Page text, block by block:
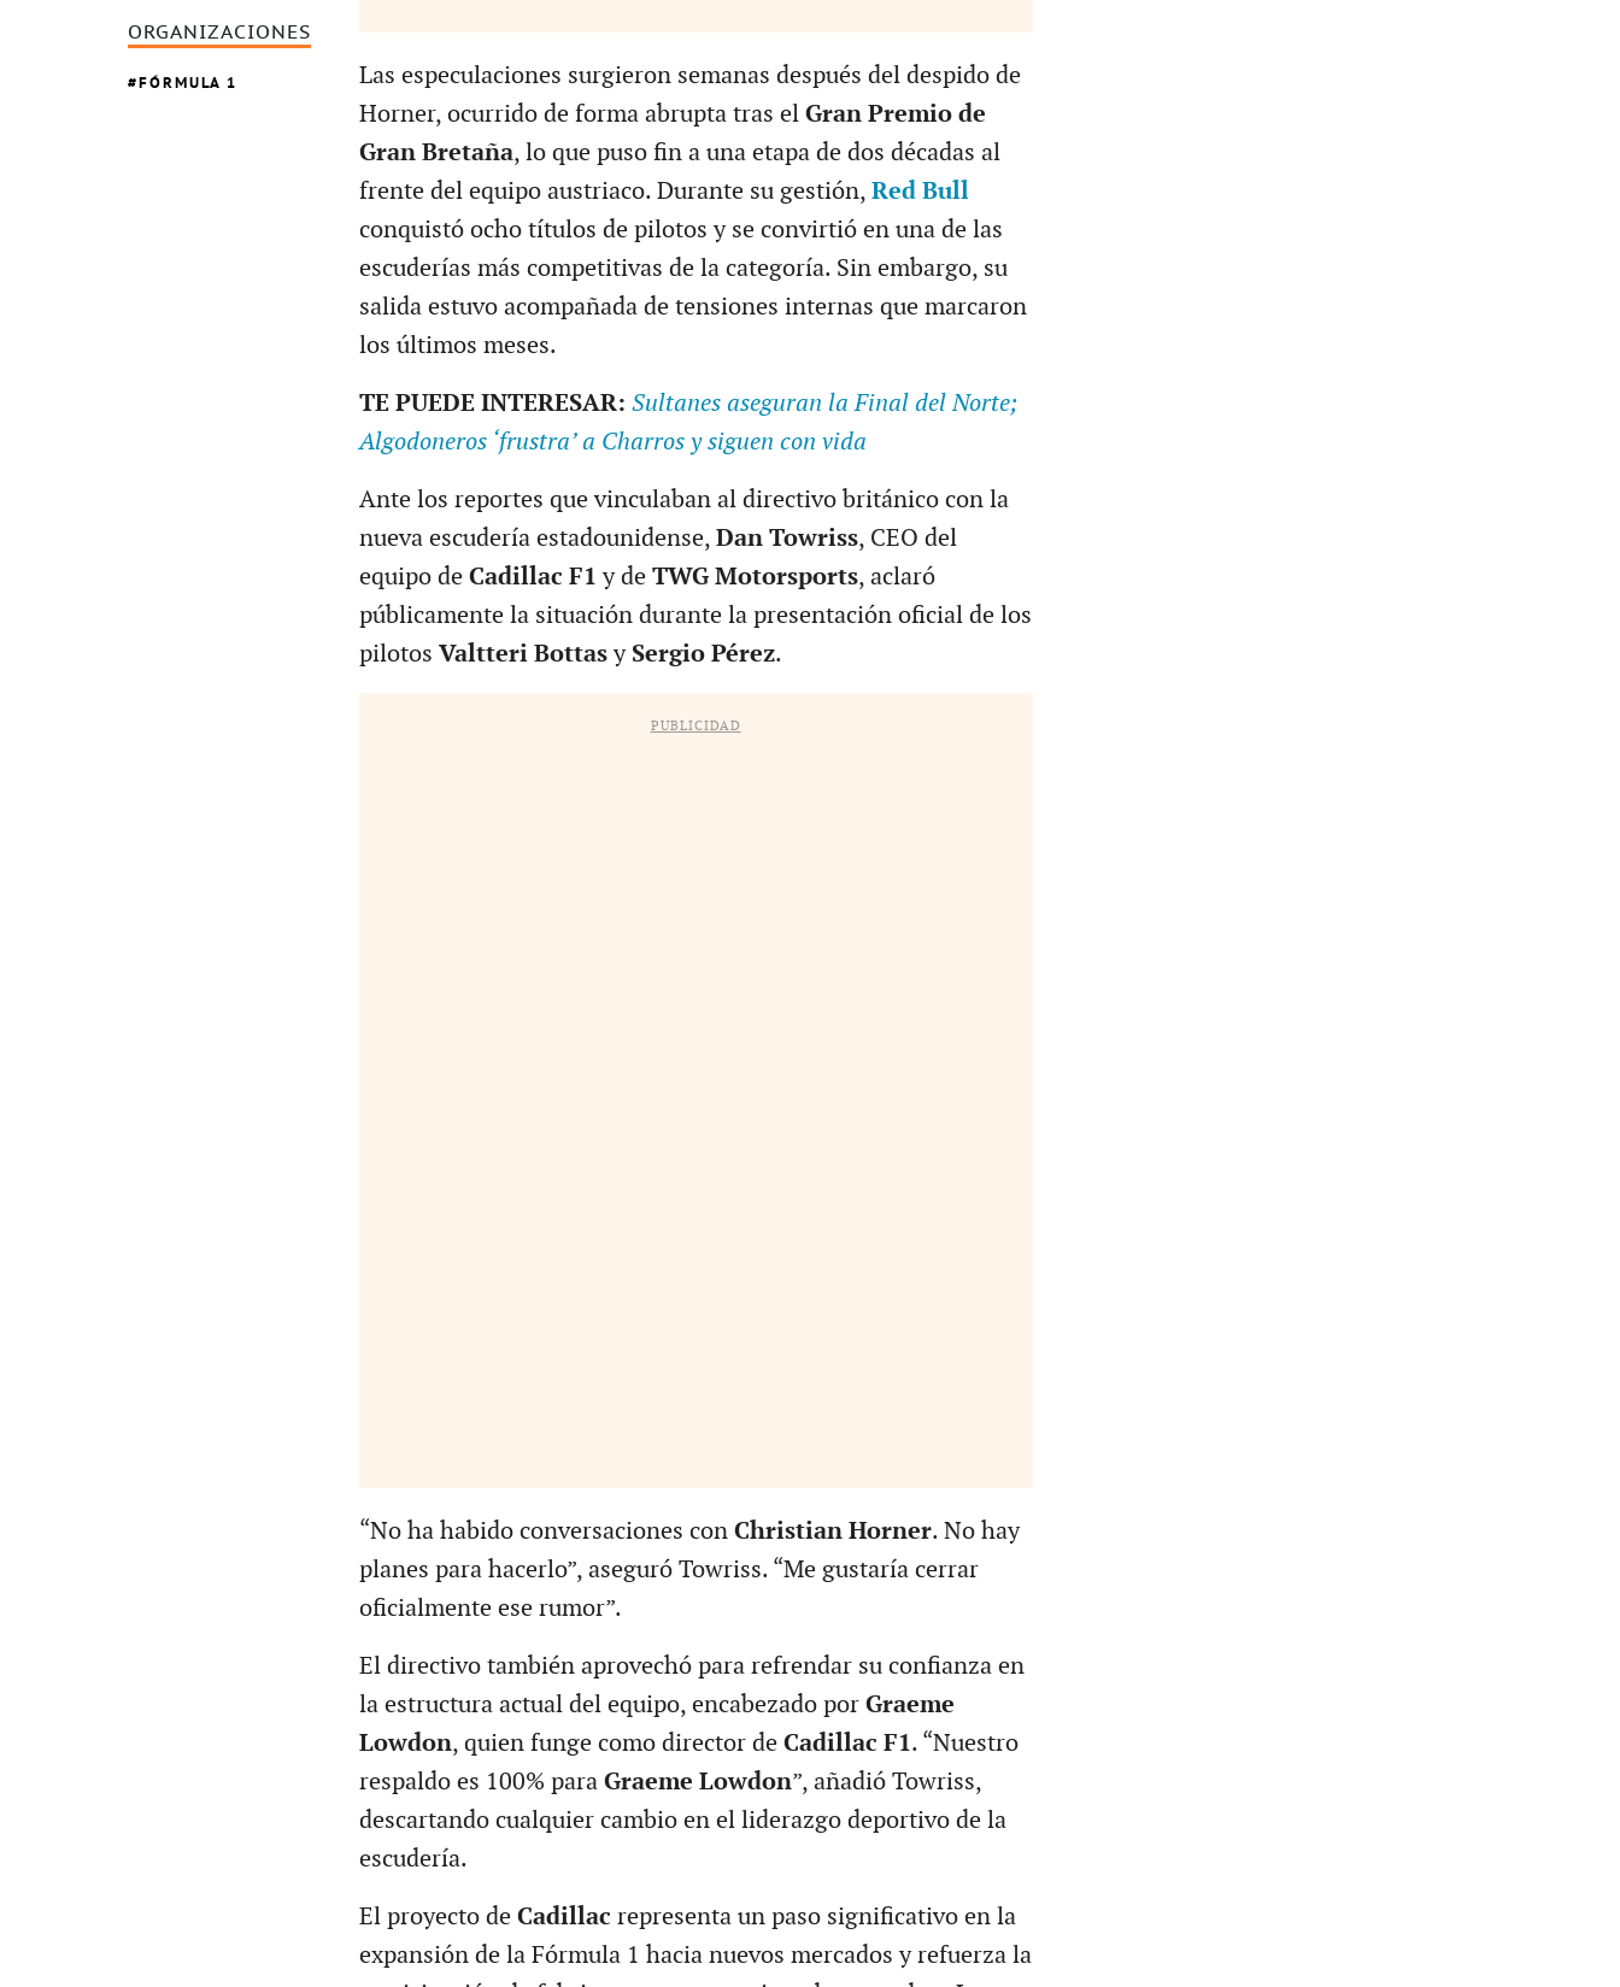
ORGANIZACIONES
FÓRMULA 1
Las especulaciones surgieron semanas después del despido de
Horner, ocurrido de forma abrupta tras el Gran Premio de
Gran Bretaña, lo que puso fin a una etapa de dos décadas al
frente del equipo austriaco. Durante su gestión, Red Bull
conquistó ocho títulos de pilotos y se convirtió en una de las
escuderías más competitivas de la categoría. Sin embargo, su
salida estuvo acompañada de tensiones internas que marcaron
los últimos meses.
TE PUEDE INTERESAR: Sultanes aseguran la Final del Norte;
Algodoneros ‘frustra’ a Charros y siguen con vida
Ante los reportes que vinculaban al directivo británico con la
nueva escudería estadounidense, Dan Towriss, CEO del
equipo de Cadillac F1 y de TWG Motorsports, aclaró
públicamente la situación durante la presentación oficial de los
pilotos Valtteri Bottasy Sergio Pérez.
PUBLICIDAD
“No ha habido conversaciones con Christian Horner. No hay
planes para hacerlo”, aseguró Towriss. “Me gustaría cerrar
oficialmente ese rumor”.
El directivo también aprovechó para refrendar su confianza en
la estructura actual del equipo, encabezado por Graeme
Lowdon, quien funge como director de Cadillac F1. “Nuestro
respaldo es 100% para Graeme Lowdon”, añadió Towriss,
descartando cualquier cambio en el liderazgo deportivo de la
escudería.
El proyecto de Cadillac representa un paso significativo en la
expansión de la Fórmula 1 hacia nuevos mercados y refuerza la